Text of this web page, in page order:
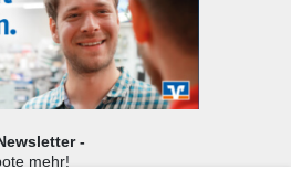
-
mehr!